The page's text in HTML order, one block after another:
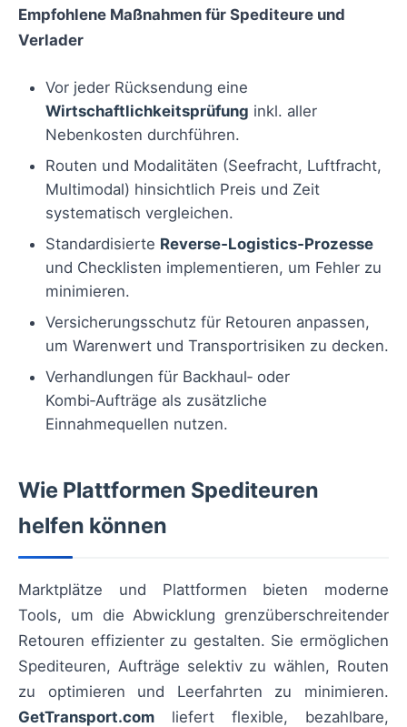
Empfohlene Maßnahmen für Spediteure und
Verlader
Vor jeder Rücksendung eine
Wirtschaftlichkeitsprüfung inkl. aller
Nebenkosten durchführen.
Routen und Modalitäten (Seefracht, Luftfracht,
Multimodal) hinsichtlich Preis und Zeit
systematisch vergleichen.
Standardisierte Reverse‑Logistics‑Prozesse
und Checklisten implementieren, um Fehler zu
minimieren.
Versicherungsschutz für Retouren anpassen,
um Warenwert und Transportrisiken zu decken.
Verhandlungen für Backhaul‑ oder
Kombi‑Aufträge als zusätzliche
Einnahmequellen nutzen.
Wie Plattformen Spediteuren
helfen können
Marktplätze und Plattformen bieten moderne
Tools, um die Abwicklung grenzüberschreitender
Retouren effizienter zu gestalten. Sie ermöglichen
Spediteuren, Aufträge selektiv zu wählen, Routen
zu optimieren und Leerfahrten zu minimieren.
GetTransport.com liefert flexible, bezahlbare,